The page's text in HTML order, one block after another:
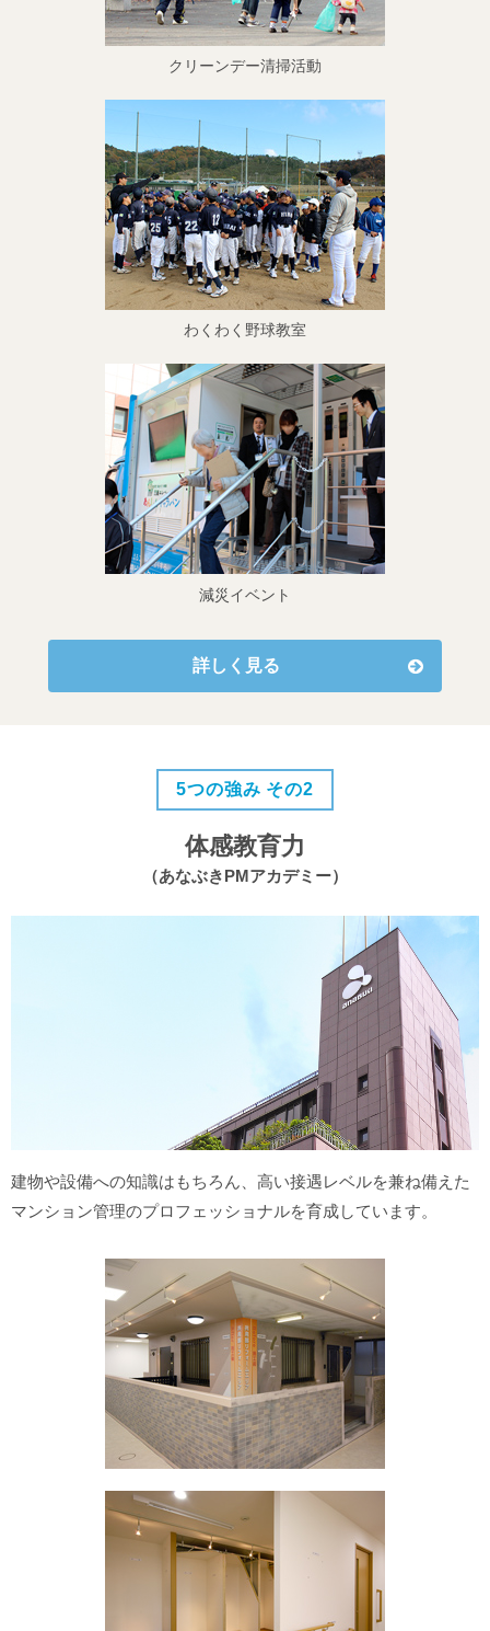
クリーンデー清掃活動
わくわく野球教室
減災イベント
詳しく見る
5つの強み その2
体感教育力
（あなぶきPMアカデミー）
建物や設備への知識はもちろん、高い接遇レベルを兼ね備えた
マンション管理のプロフェッショナルを育成しています。